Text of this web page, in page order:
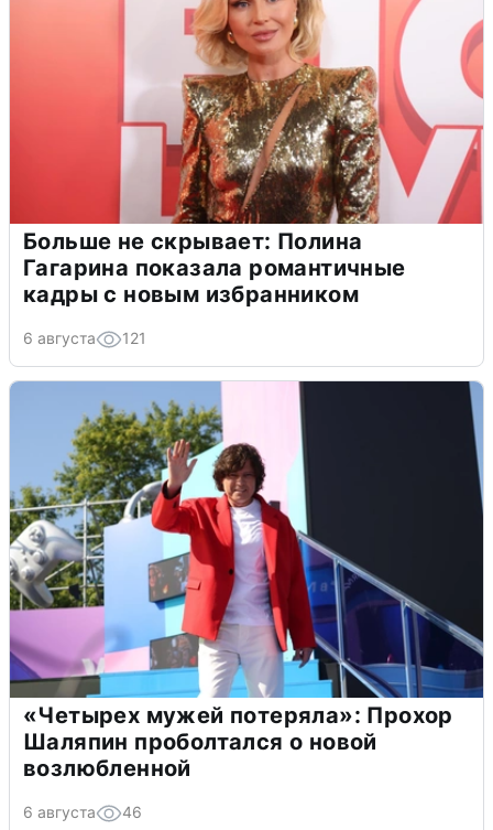
Больше не скрывает: Полина
Гагарина показала романтичные
кадры с новым избранником
6 августа 121
«Четырех мужей потеряла»: Прохор
Шаляпин проболтался о новой
возлюбленной
6 августа 46